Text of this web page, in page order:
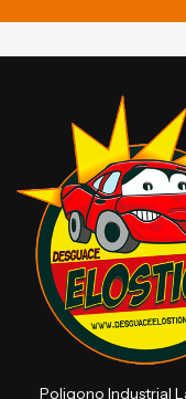
Poligono Industrial